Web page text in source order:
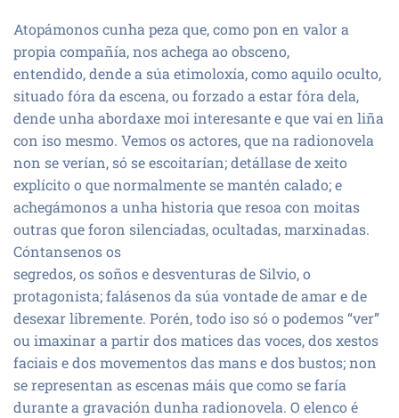
Atopámonos cunha peza que, como pon en valor a
propia compañía, nos achega ao obsceno,
entendido, dende a súa etimoloxía, como aquilo oculto,
situado fóra da escena, ou forzado a estar fóra dela,
dende unha abordaxe moi interesante e que vai en liña
con iso mesmo. Vemos os actores, que na radionovela
non se verían, só se escoitarían; detállase de xeito
explícito o que normalmente se mantén calado; e
achegámonos a unha historia que resoa con moitas
outras que foron silenciadas, ocultadas, marxinadas.
Cóntansenos os
segredos, os soños e desventuras de Silvio, o
protagonista; falásenos da súa vontade de amar e de
desexar libremente. Porén, todo iso só o podemos “ver”
ou imaxinar a partir dos matices das voces, dos xestos
faciais e dos movementos das mans e dos bustos; non
se representan as escenas máis que como se faría
durante a gravación dunha radionovela. O elenco é